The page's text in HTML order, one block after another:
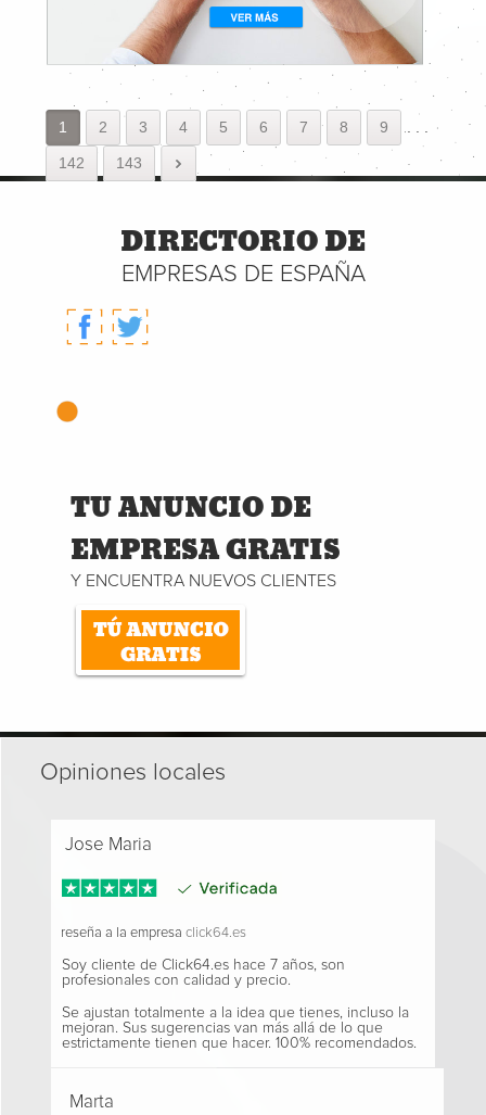
1 2 3 4 5 6 7 8 9
142 143
DIRECTORIO DE
EMPRESAS DE ESPAÑA
TU ANUNCIO DE
EMPRESA GRATIS
Y ENCUENTRA NUEVOS CLIENTES
Opiniones locales
Jose Maria
reseña a la empresa click64.es
Soy cliente de Click64.es hace 7 años, son
profesionales con calidad y precio.
Se ajustan totalmente a la idea que tienes, incluso la
mejoran. Sus sugerencias van más allá de lo que
estrictamente tienen que hacer. 100% recomendados.
Marta